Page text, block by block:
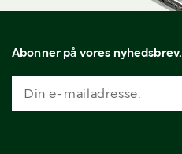
Abonner på vores nyhedsbrev.